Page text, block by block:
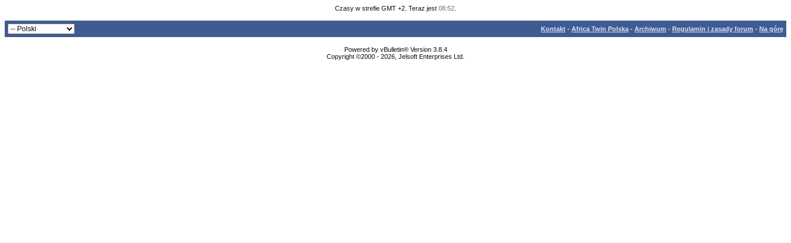
Czasy w strefie GMT +2. Teraz jest 08:52
Kontakt - Africa Twin Polska - Archiwum - Regulamin i zasady forum - Na górę
Powered by vBulletin® Version 3.8.4
Copyright ©2000 - 2026, Jelsoft Enterprises Ltd.